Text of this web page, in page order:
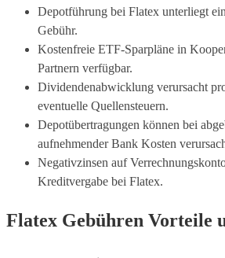
Depotführung bei Flatex unterliegt
Gebühr.
Kostenfreie ETF-Sparpläne in
Partnern verfügbar.
Dividendenabwicklung verursacht
eventuelle Quellensteuern.
Depotübertragungen können bei
aufnehmender Bank Kosten
Negativzinsen auf
Kreditvergabe bei Flatex.
Flatex Gebühren Vorteile